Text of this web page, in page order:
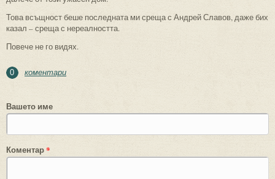
Това всъщност беше последната ми среща с Андрей Славов, даже бих
казал – среща с нереалността.
Повече не го видях.
0 коментари
Вашето име
Коментар*